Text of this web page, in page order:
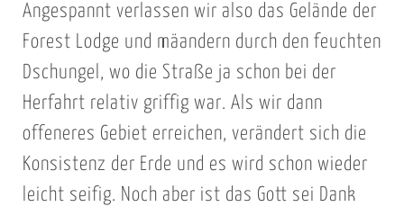
Angespannt verlassen wir also das Gelände der
Forest Lodge und mäandern durch den feuchten
Dschungel, wo die Straße ja schon bei der
Herfahrt relativ griffig war. Als wir dann
offeneres Gebiet erreichen, verändert sich die
Konsistenz der Erde und es wird schon wieder
leicht seifig. Noch aber ist das Gott sei Dank